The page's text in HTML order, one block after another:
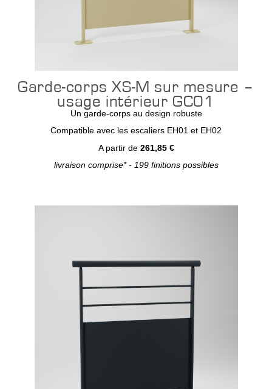
Garde-corps XS-M sur mesure –
usage intérieur GC01
Un garde-corps au design robuste
Compatible avec les escaliers EH01 et EH02
A partir de 261,85 €
livraison comprise* - 199 finitions possibles